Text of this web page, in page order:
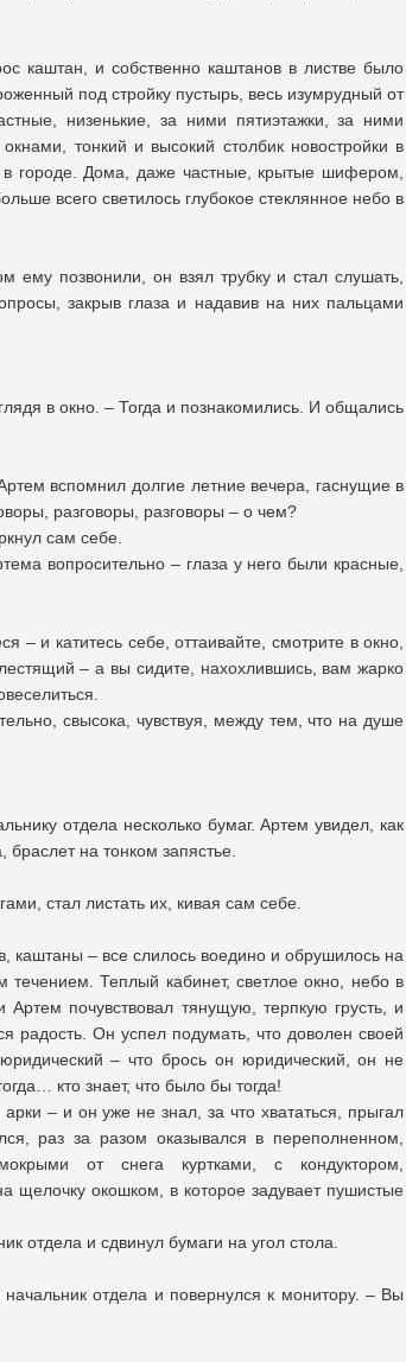
каштан, и собственно каштанов в листве было
под стройку пустырь, весь изумрудный от
низенькие, за ними пятиэтажки, за ними
тонкий и высокий столбик новостройки в
городе. Дома, даже частные, крытые шифером,
всего светилось глубокое стеклянное небо в
ему позвонили, он взял трубку и стал слушать,
закрыв глаза и надавив на них пальцами
в окно. – Тогда и познакомились. И общались
вспомнил долгие летние вечера, гаснущие в
разговоры, разговоры – о чем?
сам себе.
вопросительно – глаза у него были красные,
– и катитесь себе, оттаивайте, смотрите в окно,
– а вы сидите, нахохлившись, вам жарко
свысока, чувствуя, между тем, что на душе
отдела несколько бумаг. Артем увидел, как
на тонком запястье.
стал листать их, кивая сам себе.
каштаны – все слилось воедино и обрушилось на
Теплый кабинет, светлое окно, небо в
почувствовал тянущую, терпкую грусть, и
радость. Он успел подумать, что доволен своей
– что брось он юридический, он не
кто знает, что было бы тогда!
– и он уже не знал, за что хвататься, прыгал
раз за разом оказывался в переполненном,
от снега куртками, с кондуктором,
щелочку окошком, в которое задувает пушистые
отдела и сдвинул бумаги на угол стола.
отдела и повернулся к монитору. – Вы